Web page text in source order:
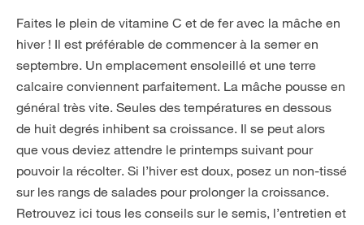
Faites le plein de vitamine C et de fer avec la mâche en
hiver ! Il est préférable de commencer à la semer en
septembre. Un emplacement ensoleillé et une terre
calcaire conviennent parfaitement. La mâche pousse en
général très vite. Seules des températures en dessous
de huit degrés inhibent sa croissance. Il se peut alors
que vous deviez attendre le printemps suivant pour
pouvoir la récolter. Si l’hiver est doux, posez un non-tissé
sur les rangs de salades pour prolonger la croissance.
Retrouvez ici tous les conseils sur le semis, l’entretien et